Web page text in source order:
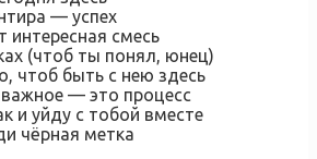
— успех
интересная смесь
(чтоб ты понял, юнец)
чтоб быть с нею здесь
— это процесс
и уйду с тобой вместе
чёрная метка